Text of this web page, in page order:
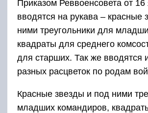
Приказом Реввоенсовета от 16
вводятся на рукава – красные
ними треугольники для
квадраты для среднего
для старших. Так же вводятся
разных расцветок по родам
Красные звезды и под ними
младших командиров,